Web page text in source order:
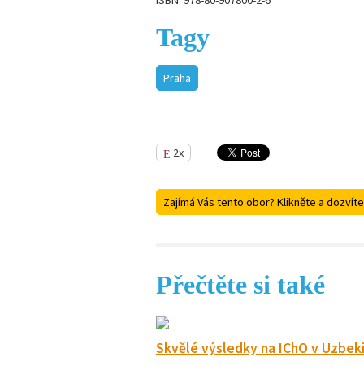
Tagy
Praha
2x
Zajímá Vás tento obor? Klikněte a
Přečtěte si také
Skvělé výsledky na IChO v